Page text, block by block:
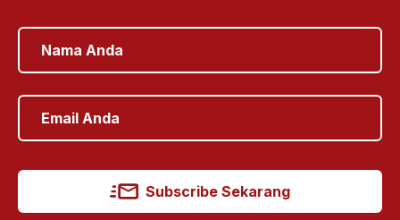
Subscribe Sekarang